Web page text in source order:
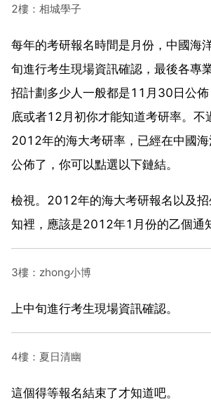
2樓：相城學子
每年的考研報名時間是月份，中國海
旬進行考生現場資訊確認，最後各專
招計劃多少人一般都是11月30日公
底或者12月初你才能知道考研率。不
2012年的海大考研率，已經在中國
公佈了，你可以點選以下鏈結。
檢視。2012年的海大考研報名以及招
知裡，應該是2012年1月份的乙個通
3樓：zhong小博
上中旬進行考生現場資訊確認。
4樓：夏日清幽
這個得等報名結束了才知道吧。